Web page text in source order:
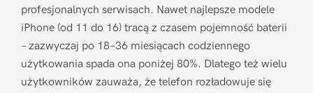
profesjonalnych serwisach. Nawet najlepsze modele
iPhone (od 11 do 16) tracą z czasem pojemność baterii
– zazwyczaj po 18–36 miesiącach codziennego
użytkowania spada ona poniżej 80%. Dlatego też wielu
użytkowników zauważa, że telefon rozładowuje się